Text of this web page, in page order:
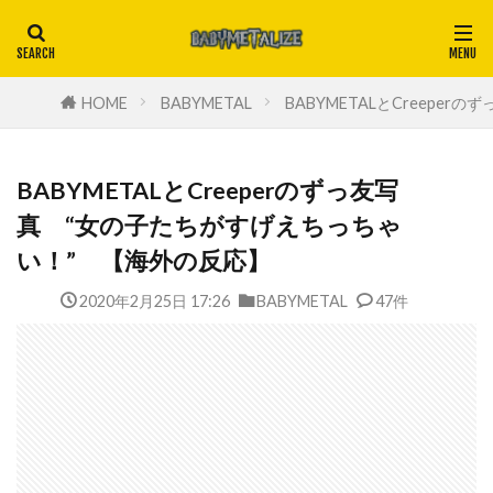
HOME BABYMETAL BABYMETALとCreeperの
BABYMETALとCreeperのずっ友写
真 “女の子たちがすげえちっちゃ
い！” 【海外の反応】
2020年2月25日 17:26 BABYMETAL 47件